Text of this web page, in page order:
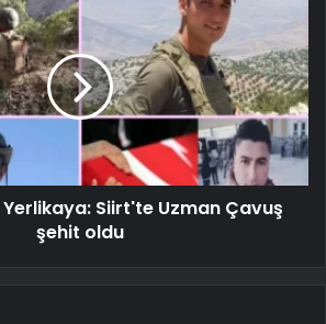
Yerlikaya: Siirt'te Uzman Çavuş
şehit oldu